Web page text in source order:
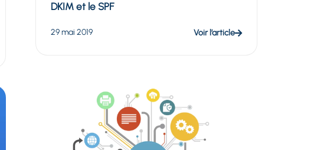
DKIM et le SPF
29 mai 2019 Voir l’article